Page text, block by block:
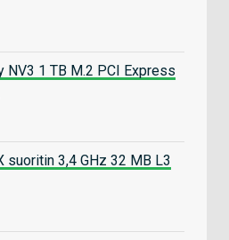
NV3 1 TB M.2 PCI Express
suoritin 3,4 GHz 32 MB L3